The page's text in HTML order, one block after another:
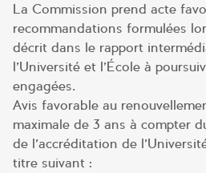
La Commission prend acte
recommandations formulées
décrit dans le rapport
l’Université et l’École à
engagées.
Avis favorable au
maximale de 3 ans à compter
de l’accréditation de
titre suivant :